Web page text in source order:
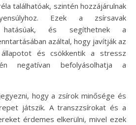
találhatóak, szintén hozzájárulnak
Ezek a zsírsavak
hatásúak, és segíthetnek a
azáltal, hogy javítják az
és csökkentik a stressz
negatívan befolyásolhatja a
hogy a zsírok minősége és
játszik. A transzzsírokat és a
érdemes elkerülni, mivel ezek